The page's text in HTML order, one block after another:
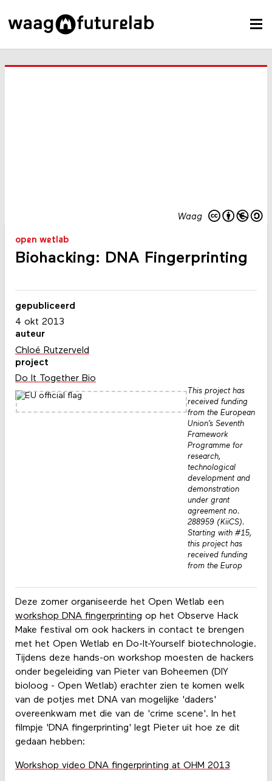
Waag
open wetlab
Biohacking: DNA Fingerprinting
Deze zomer organiseerde het Open Wetlab een
workshop DNA fingerprinting op het Observe Hack
Make festival om ook hackers in contact te brengen
met het Open Wetlab en Do-It-Yourself biotechnologie.
Tijdens deze hands-on workshop moesten de hackers
onder begeleiding van Pieter van Boheemen (DIY
bioloog - Open Wetlab) erachter zien te komen welk
van de potjes met DNA van mogelijke 'daders'
overeenkwam met die van de 'crime scene'. In het
filmpje 'DNA fingerprinting' legt Pieter uit hoe ze dit
gedaan hebben:
Workshop video DNA fingerprinting at OHM 2013
gepubliceerd
4 okt 2013
auteur
Chloé Rutzerveld
project
Do It Together Bio
This project has
received funding
from the European
Union’s Seventh
Framework
Programme for
research,
technological
development and
demonstration
under grant
agreement no.
288959 (KiiCS).
Starting with #15,
this project has
received funding
from the Europ